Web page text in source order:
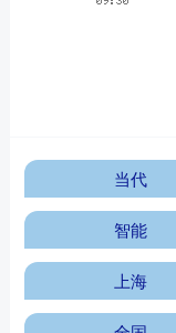
当代
智能
上海